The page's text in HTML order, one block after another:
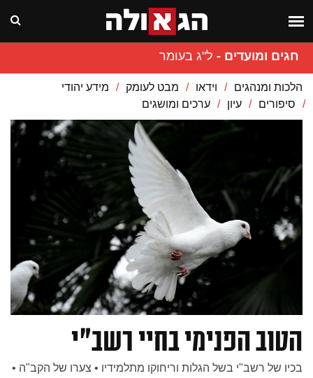
חגים ומועדים - ל"ג בעומר
הלכות ומנהגים וידאו מבט לעומק
מידע יהודי
סיפורים
עיון ערכים ומושגים
הטוב הפנימי בחיי רשב"י
בכיו של רשב"י בשל הגלות וריחוקו מתלמידיו • צערו של הקב"ה •